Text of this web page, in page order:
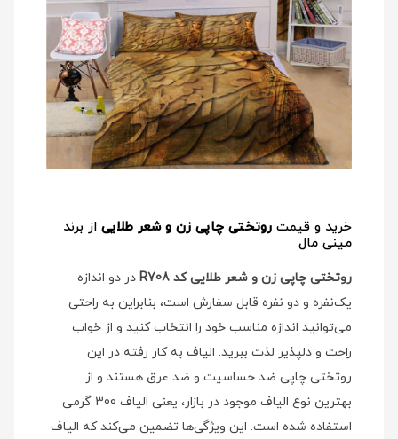
خرید و قیمت روتختی چاپی زن و شعر طلایی از برند
مینی مال
روتختی چاپی زن و شعر طلایی کد R708
در دو اندازه
یک‌نفره و دو نفره قابل سفارش است، بنابراین به راحتی
می‌توانید اندازه مناسب خود را انتخاب کنید و از خواب
راحت و دلپذیر لذت ببرید. الیاف به کار رفته در این
روتختی چاپی ضد حساسیت و ضد عرق هستند و از
بهترین نوع الیاف موجود در بازار، یعنی الیاف 300 گرمی
استفاده شده است. این ویژگی‌ها تضمین می‌کند که الیاف